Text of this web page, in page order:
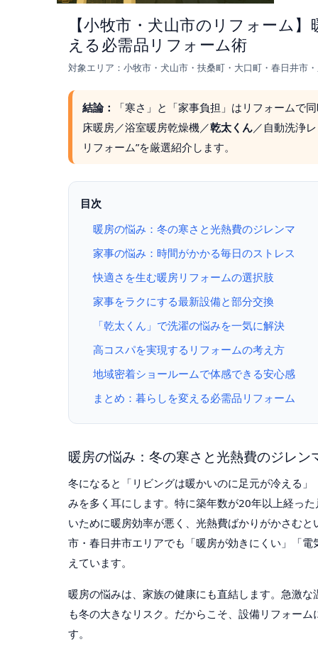
【小牧市・犬山市のリフォーム
える必需品リフォーム術
対象エリア：小牧市・犬山市・扶桑町・大口町・春日井市
結論：
「寒さ」と「家事負担」はリフォームで
床暖房／浴室暖房乾燥機／乾太くん／自動洗浄
リフォーム”を厳選紹介します。
目次
暖房の悩み：冬の寒さと光熱費のジレンマ
家事の悩み：時間がかかる毎日のストレス
快適さを生む暖房リフォームの選択肢
家事をラクにする最新設備と部分交換
「乾太くん」で洗濯の悩みを一気に解決
高コスパを実現するリフォームの考え方
地域密着ショールームで体感できる安心感
まとめ：暮らしを変える必需品リフォーム
暖房の悩み：冬の寒さと光熱費のジレン
冬になると「リビングは暖かいのに足元が冷える
みを多く耳にします。特に築年数が20年以上経っ
いために暖房効率が悪く、光熱費ばかりがかさむ
市・春日井市エリアでも「暖房が効きにくい」「
えています。
暖房の悩みは、家族の健康にも直結します。急激
も冬の大きなリスク。だからこそ、設備リフォー
す。